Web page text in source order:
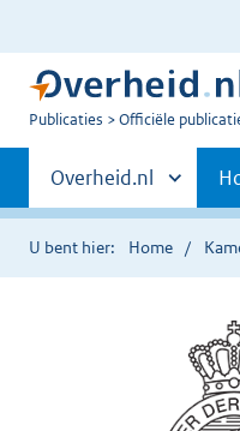
U
Publicaties Officiële
Primaire
navigatie
Andere
sites
binnen
Overheid.nl
U bent hier: Home